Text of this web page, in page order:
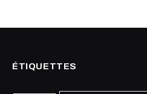
ÉTIQUETTES